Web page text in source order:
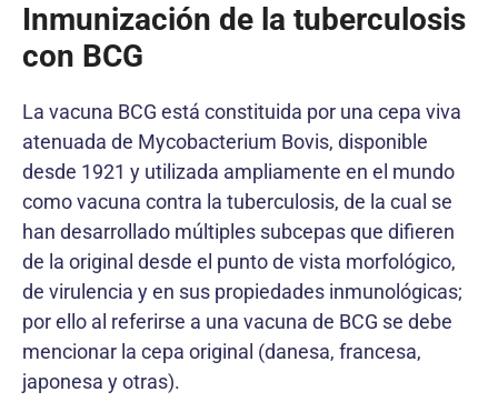
Inmunización de la tuberculosis
con BCG
La vacuna BCG está constituida por una cepa viva
atenuada de Mycobacterium Bovis, disponible
desde 1921 y utilizada ampliamente en el mundo
como vacuna contra la tuberculosis, de la cual se
han desarrollado múltiples subcepas que difieren
de la original desde el punto de vista morfológico,
de virulencia y en sus propiedades inmunológicas;
por ello al referirse a una vacuna de BCG se debe
mencionar la cepa original (danesa, francesa,
japonesa y otras).